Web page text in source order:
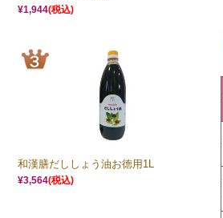
¥1,944(税込)
和漢膳だししょう油お徳用1L
¥3,564(税込)